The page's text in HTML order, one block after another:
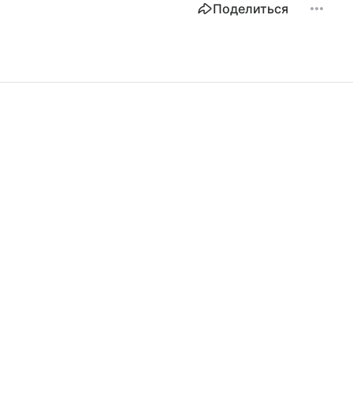
Поделиться